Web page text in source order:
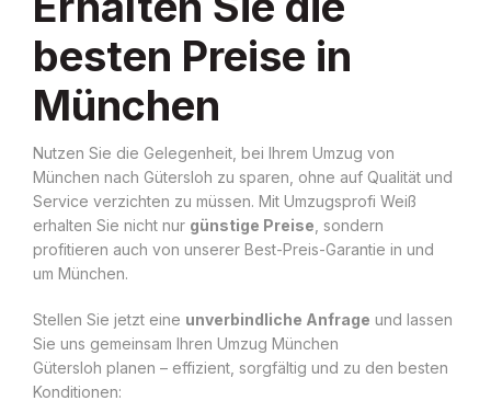
besten Preise in
München
Nutzen Sie die Gelegenheit, bei Ihrem Umzug von
München nach Gütersloh zu sparen, ohne auf Qualität und
Service verzichten zu müssen. Mit Umzugsprofi Weiß
erhalten Sie nicht nur günstige Preise , sondern
profitieren auch von unserer Best-Preis-Garantie in und
um München.
Stellen Sie jetzt eine unverbindliche Anfrage und lassen
Sie uns gemeinsam Ihren Umzug München
Gütersloh planen – effizient, sorgfältig und zu den besten
Konditionen: